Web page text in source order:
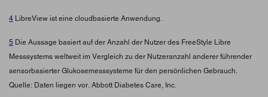
4 LibreView ist eine cloudbasierte Anwendung.
5 Die Aussage basiert auf der Anzahl der Nutzer des FreeStyle Libre
Messsystems weltweit im Vergleich zu der Nutzeranzahl anderer führender
sensorbasierter Glukosemesssysteme für den persönlichen Gebrauch.
Quelle: Daten liegen vor. Abbott Diabetes Care, Inc.